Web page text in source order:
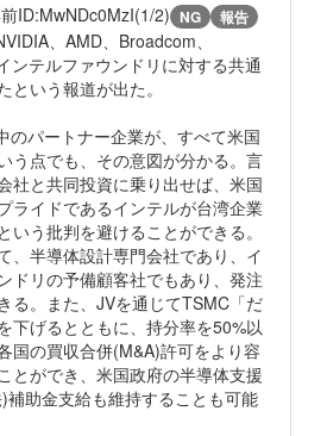
ID:MwNDc0MzI(1/2) NG 報告
、AMD、Broadcom、
ンテルファウンドリに対する共通
という報道が出た。
のパートナー企業が、すべて米国
う点でも、その意図が分かる。言
社と共同投資に乗り出せば、米国
ライドであるインテルが台湾企業
いう批判を避けることができる。
、半導体設計専門会社であり、イ
ドリの予備顧客社でもあり、発注
る。また、JVを通じてTSMC「だ
下げるとともに、持分率を50%以
国の買収合併(M&A)許可をより容
とができ、米国政府の半導体支援
補助金支給も維持することも可能